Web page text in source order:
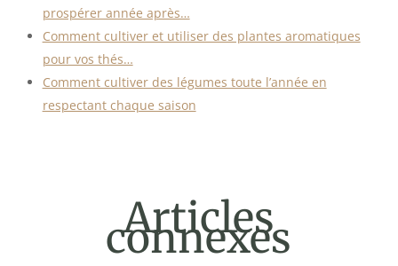
prospérer année après…
Comment cultiver et utiliser des plantes aromatiques
pour vos thés…
Comment cultiver des légumes toute l’année en
respectant chaque saison
Articles
connexes